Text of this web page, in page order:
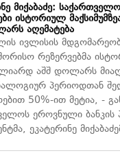
მიქაბაძე:
ისტორიულ
აღემატება
ივლისის
რეზერვებმა
აშშ დოლარს
პერიოდთან
50%-ით მეტია, -
ეროვნული ბანკის
ეკატერინე